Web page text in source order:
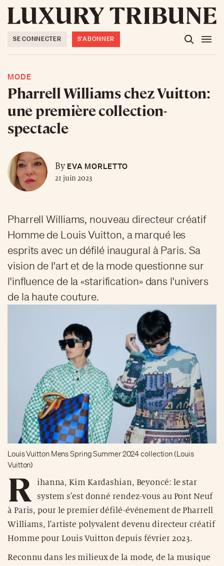
SE CONNECTER S'ABONNER
MODE
Pharrell Williams chez Vuitton:
une première collection-
spectacle
ByEVA MORLETTO
21 juin 2023
Pharrell Williams, nouveau directeur créatif
Homme de Louis Vuitton, a marqué les
esprits avec un défilé inaugural à Paris. Sa
vision de l'art et de la mode questionne sur
l'influence de la «starification» dans l'univers
de la haute couture.
Louis Vuitton Mens Spring Summer 2024 collection (Louis
Vuitton)
R
ihanna, Kim Kardashian, Beyoncé: le star
system s'est donné rendez-vous au Pont Neuf
à Paris, pour le premier défilé-événement de Pharrell
Williams, l'artiste polyvalent devenu directeur créatif
Homme pour Louis Vuitton depuis février 2023.
Reconnu dans les milieux de la mode, de la musique